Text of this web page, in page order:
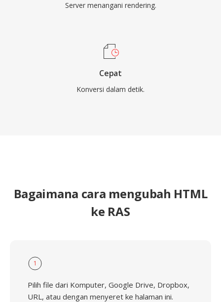
Server menangani rendering.
Cepat
Konversi dalam detik.
Bagaimana cara mengubah HTML
ke RAS
1
Pilih file dari Komputer, Google Drive, Dropbox,
URL, atau dengan menyeret ke halaman ini.